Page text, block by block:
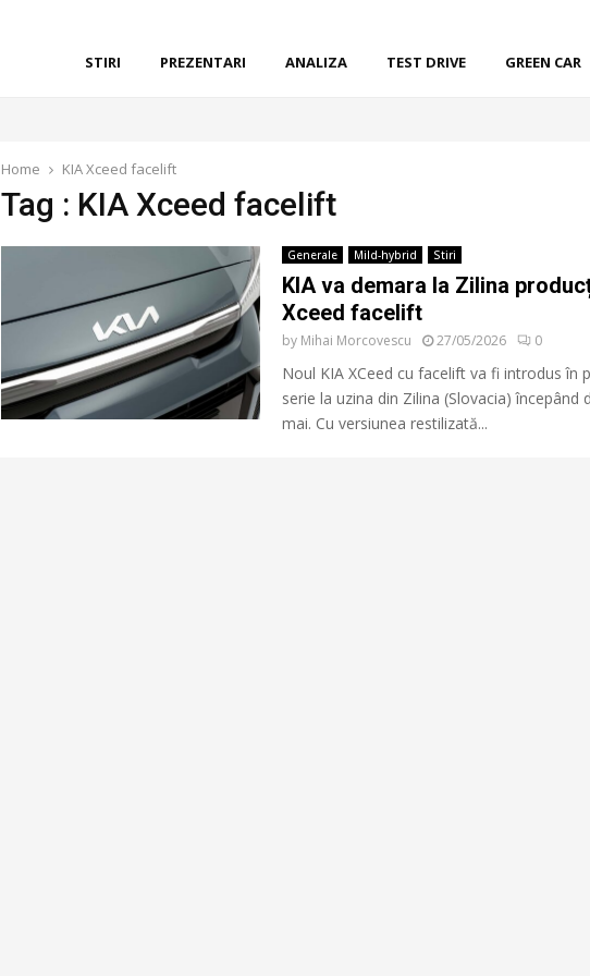
STIRI PREZENTARI ANALIZA TEST DRIVE GREEN CAR
Home KIA Xceed facelift
Tag : KIA Xceed facelift
Generale Mild-hybrid Stiri
KIA va demara la Zilina
Xceed facelift
by Mihai Morcovescu 27/05/2026 0
Noul KIA XCeed cu facelift va fi introdus în
serie la uzina din Zilina (Slovacia) începând
mai. Cu versiunea restilizată...